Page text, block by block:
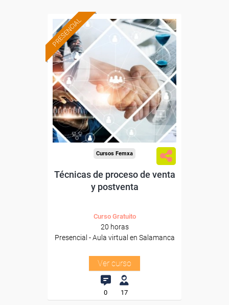
PRESENCIAL
Formación 100%
subvencionada.
Para desempleados,
trabajadores y autónomos
de Castilla y Leon.
Para todos los sectores.
Cursos Femxa
Técnicas de proceso de venta
y postventa
Curso Gratuito
20 horas
Presencial - Aula virtual en Salamanca
Ver curso
0 17